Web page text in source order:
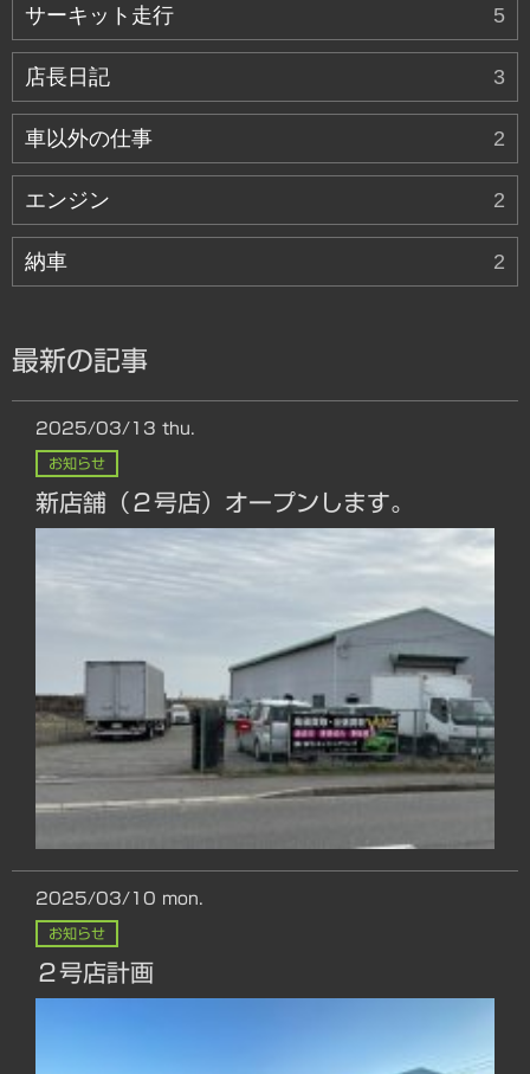
サーキット走行 5
店長日記 3
車以外の仕事 2
エンジン 2
納車 2
最新の記事
2025/03/13 thu.
お知らせ
新店舗（２号店）オープンします。
2025/03/10 mon.
お知らせ
２号店計画